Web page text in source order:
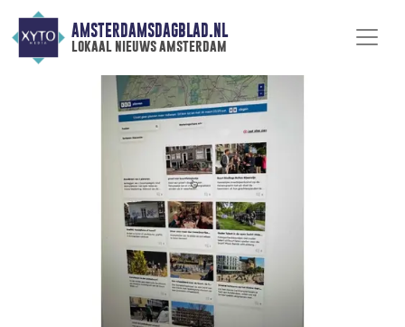
AMSTERDAMSDAGBLAD.NL
lokaal nieuws amsterdam